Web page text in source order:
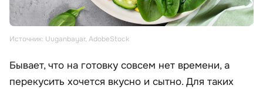
Источник: Uuganbayar, AdobeStock
Бывает, что на готовку совсем нет времени, а
перекусить хочется вкусно и сытно. Для таких